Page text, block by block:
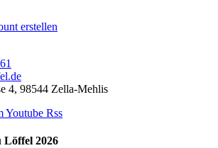
erstellen
4, 98544 Zella-Mehlis
Youtube Rss
2026